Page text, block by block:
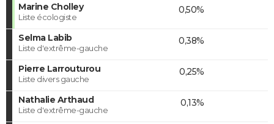
Marine Cholley
Liste écologiste
0,50%
Selma Labib
Liste d'extrême-gauche
0,38%
Pierre Larrouturou
Liste divers gauche
0,25%
Nathalie Arthaud
Liste d'extrême-gauche
0,13%